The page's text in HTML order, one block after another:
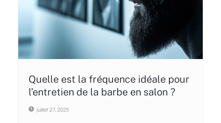
Quelle est la fréquence idéale pour
l’entretien de la barbe en salon ?
juillet 27, 2025